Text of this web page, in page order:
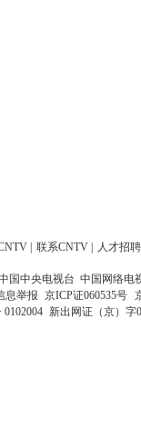
联系CNTV 人才招聘
国中央电视台 中国网络电
息举报 京ICP证060535号
新出网证（京）